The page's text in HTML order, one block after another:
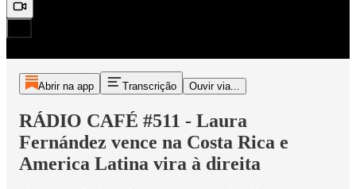
Abrir na app Transcrição Ouvir via...
RÁDIO CAFÉ #511 - Laura
Fernández vence na Costa Rica e
America Latina vira à direita